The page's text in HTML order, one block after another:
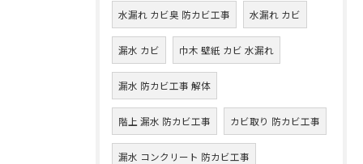
水漏れ カビ臭 防カビ工事 水漏れ カビ
漏水 カビ 巾木 壁紙 カビ 水漏れ
漏水 防カビ工事 解体
階上 漏水 防カビ工事 カビ取り 防カビ工事
漏水 コンクリート 防カビ工事